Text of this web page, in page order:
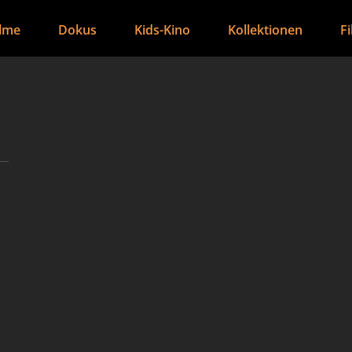
Dokus Kids-Kino Kollektionen